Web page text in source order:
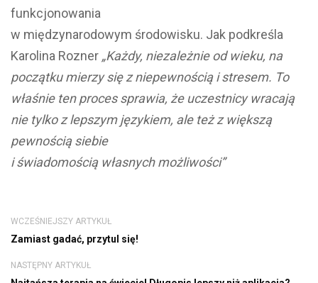
funkcjonowania
w międzynarodowym środowisku. Jak podkreśla
Karolina Rozner „Każdy, niezależnie od wieku, na
początku mierzy się z niepewnością i stresem. To
właśnie ten proces sprawia, że uczestnicy wracają
nie tylko z lepszym językiem, ale też z większą
pewnością siebie
i świadomością własnych możliwości”
WCZEŚNIEJSZY ARTYKUŁ
Zamiast gadać, przytul się!
NASTĘPNY ARTYKUŁ